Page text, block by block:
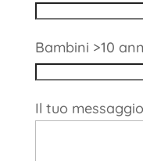
Bambini >10
Il tuo messaggio